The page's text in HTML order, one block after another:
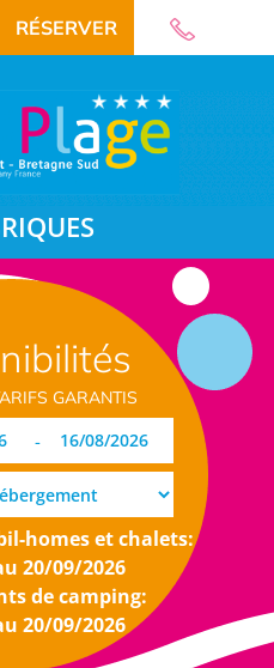
RÉSERVER
GARANTIS
-
homes et chalets:
20/09/2026
de camping:
20/09/2026